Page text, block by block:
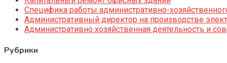
Специфика работы административно-
Административный директор на производстве
Административно хозяйственная деятельность и
Рубрики